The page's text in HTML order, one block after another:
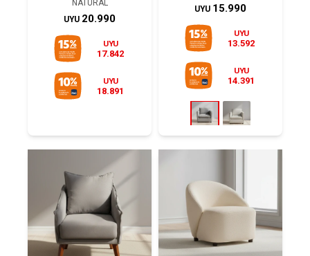
NATURAL
UYU 20.990
UYU
17.842
UYU
18.891
UYU 15.990
UYU
13.592
UYU
14.391